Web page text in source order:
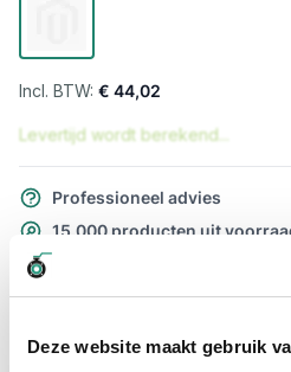
Deze website maakt gebruik
€ 44,02
Levertijd wordt berekend...
Professioneel advies
15.000 producten uit
Snelle levering